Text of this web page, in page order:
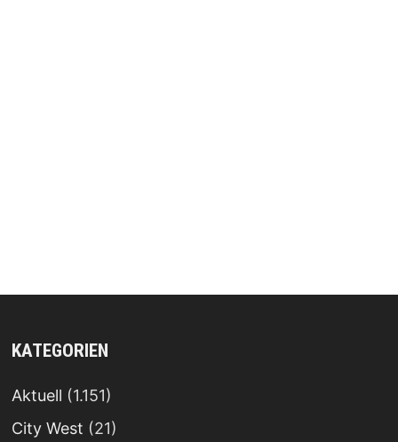
KATEGORIEN
Aktuell (1.151)
City West (21)